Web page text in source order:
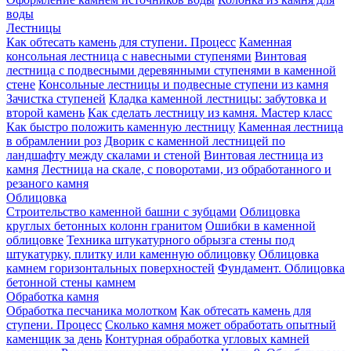
воды
Лестницы
Как обтесать камень для ступени. Процесс Каменная
консольная лестница с навесными ступенями Винтовая
лестница с подвесными деревянными ступенями в каменной
стене Консольные лестницы и подвесные ступени из камня
Зачистка ступеней Кладка каменной лестницы: забутовка и
второй камень Как сделать лестницу из камня. Мастер класс
Как быстро положить каменную лестницу Каменная лестница
в обрамлении роз Дворик с каменной лестницей по
ландшафту между скалами и стеной Винтовая лестница из
камня Лестница на скале, с поворотами, из обработанного и
резаного камня
Облицовка
Строительство каменной башни с зубцами Облицовка
круглых бетонных колонн гранитом Ошибки в каменной
облицовке Техника штукатурного обрызга стены под
штукатурку, плитку или каменную облицовку Облицовка
камнем горизонтальных поверхностей Фундамент. Облицовка
бетонной стены камнем
Обработка камня
Обработка песчаника молотком Как обтесать камень для
ступени. Процесс Сколько камня может обработать опытный
каменщик за день Контурная обработка угловых камней